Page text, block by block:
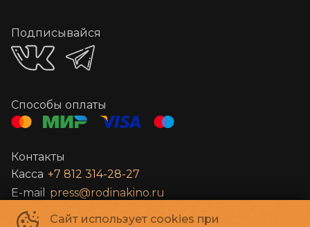
Сайт использует cookies при
Подписывайся
Способы оплаты
Контакты
Касса +7 812 314-28-27
E-mail press@rodinakino.ru